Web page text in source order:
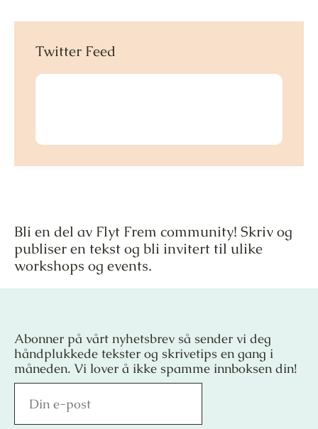
Twitter Feed
Bli en del av Flyt Frem community! Skriv og
publiser en tekst og bli invitert til ulike
workshops og events.
Abonner på vårt nyhetsbrev så sender vi deg
håndplukkede tekster og skrivetips en gang i
måneden. Vi lover å ikke spamme innboksen din!